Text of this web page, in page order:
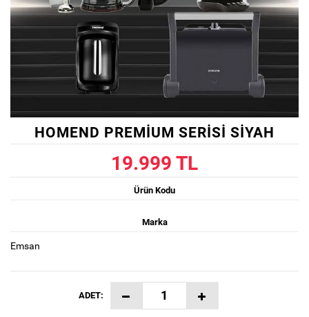
HOMEND PREMIUM SERISI SIYAH
19.999 TL
Ürün Kodu
Marka
Emsan
ADET: